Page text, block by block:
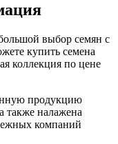
выбор семян с
купить семена
коллекция по цене
продукцию
также налажена
компаний